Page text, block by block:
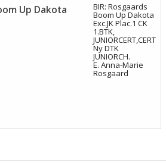
BIR: Rosgaards
Boom Up Dakota
Exc.JK Plac.1 CK
1.BTK,
JUNIORCERT,CERT
Ny DTK
JUNIORCH.
E. Anna-Marie
Rosgaard